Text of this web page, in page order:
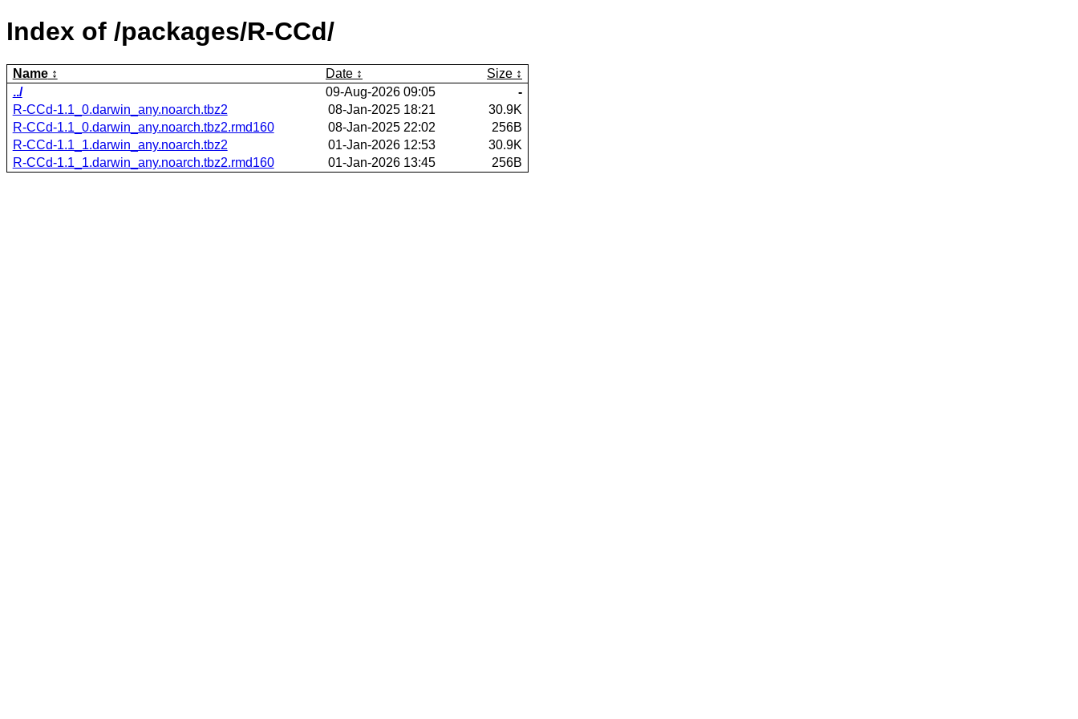
Index of /packages/R-CCd/
Name Date
Size
../
09-Aug-2026 09:05
-
R-CCd-1.1_0.darwin_any.noarch.tbz2
08-Jan-2025 18:21
30.9K
R-CCd-1.1_0.darwin_any.noarch.tbz2.rmd160
08-Jan-2025 22:02
256B
R-CCd-1.1_1.darwin_any.noarch.tbz2
01-Jan-2026 12:53
30.9K
R-CCd-1.1_1.darwin_any.noarch.tbz2.rmd160
01-Jan-2026 13:45 256B